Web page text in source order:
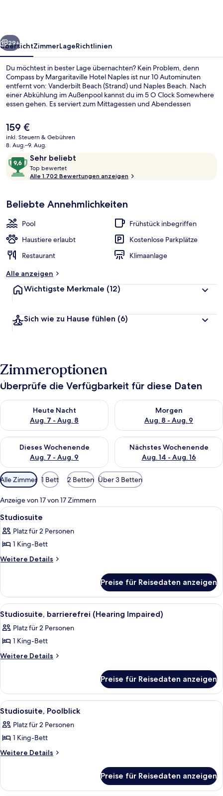
Weiter
29+
ÜbersichtZimmerLageRichtlinien
Du möchtest in bester Lage übernachten? Kein Problem, denn
Compass by Margaritaville Hotel Naples ist nur 10 Autominuten
entfernt von: Vanderbilt Beach (Strand) und Naples Beach. Nach
einer Abkühlung im Außenpool kannst du im 5 O Clock Somewhere
essen gehen. Es serviert zum Mittagessen und Abendessen
rund um die Uhr geöffneten Fitnessbereich freuen. Die Zimmer
sind mit Kühlschränken und Mikrowellen versehen. Andere
Reisende lieben das hilfsbereite Personal.
Der
aktuelle
Preis
159 €.
159 €
inkl. Steuern & Gebühren
8. Aug.–9. Aug.
Bewertungen
Sehr beliebt
9,6
von
10,
beliebt
Top bewertet
o
b
r
Alle 1.702 Bewertungen anzeigen
Beliebte Annehmlichkeiten
Pool
Frühstück inbegriffen
Haustiere erlaubt
Kostenlose Parkplätze
Restaurant
Klimaanlage
Alle anzeigen
Wichtigste Merkmale (12)
Sich wie zu Hause fühlen (6)
Zimmeroptionen
Überprüfe die Verfügbarkeit für diese Daten
Heute Nacht
Aug. 7 - Aug. 8
Überprüfe die Verfügbarkeit für heute Nacht, Aug. 7 - Aug. 8.
Morgen
Aug. 8 - Aug. 9
Überprüfe die Verfügbarkeit
Dieses Wochenende
Aug. 7 - Aug. 9
Überprüfe die Verfügbarkeit für dieses Wochenende, Aug. 7
Nächstes Wochenende
Aug. 14 - Aug. 16
Überprüfe die Verfügbarkeit
Verfügbare
Filter
für
Zimmer
Alle Zimmer 1 Bett 2 Betten Über 3 Betten
Anzeige von 17 von 17 Zimmern
Alle
Fotos
für
Studiosuite
anzeigen
Ein Hotelzimmer mit einem Bett,
5
Studiosuite
Platz für 2 Personen
1 King-Bett
Weitere Details
Weitere
Preise für Reisedaten anzeigen
Alle
Fotos
für
Studiosuite,
barrierefrei
anzeigen
Ein Hotelzimmer mit einem Bett,
5
Studiosuite, barrierefrei (Hearing Impaired)
Platz für 2 Personen
1 King-Bett
Weitere Details
Weitere
barrierefrei
(Hearing
Impaired)
Preise für Reisedaten anzeigen
Alle
Fotos
für
Studiosuite,
Poolblick
Ein Hotelzimmer mit einem Bett,
6
Studiosuite, Poolblick
Platz für 2 Personen
1 King-Bett
Weitere Details
Weitere
Poolblick
Preise für Reisedaten anzeigen